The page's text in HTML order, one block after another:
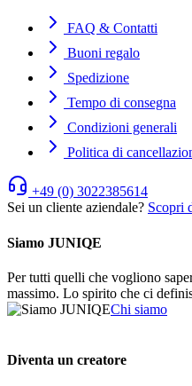
FAQ & Contatti
Buoni regalo
Spedizione
Tempo di consegna
Condizioni generali
Politica di
+49 (0) 3022385614
Sei un cliente aziendale? Scopri
Siamo JUNIQE
Per tutti quelli che vogliono
massimo. Lo spirito che ci
Chi siamo
Diventa un creatore